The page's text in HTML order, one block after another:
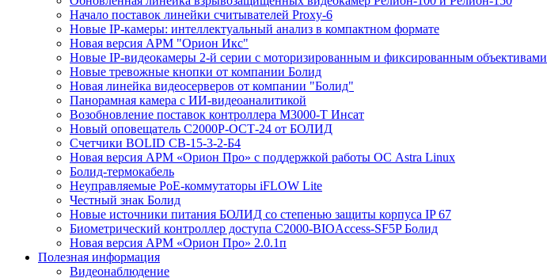
Начало поставок линейки считывателей Proxy-6
Новые IP-камеры: интеллектуальный анализ в компактном формате
Новая версия АРМ "Орион Икс"
Новые IP-видеокамеры 2-й серии с моторизированным и фиксированным объективами
Новые тревожные кнопки от компании Болид
Новая линейка видеосерверов от компании "Болид"
Панорамная камера с ИИ-видеоаналитикой
Возобновление поставок контроллера М3000-Т Инсат
Новый оповещатель С2000Р-ОСТ-24 от БОЛИД
Счетчики BOLID СВ-15-3-2-Б4
Новая версия АРМ «Орион Про» с поддержкой работы ОС Astra Linux
Болид-термокабель
Неуправляемые PoE-коммутаторы iFLOW Lite
Честный знак Болид
Новые источники питания БОЛИД со степенью защиты корпуса IP 67
Биометрический контроллер доступа С2000-BIOAccess-SF5P Болид
Новая версия АРМ «Орион Про» 2.0.1п
Полезная информация
Видеонаблюдение